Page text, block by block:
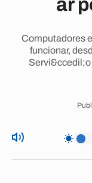
ar
Computadores
funcionar,
Servi&ccedil;o